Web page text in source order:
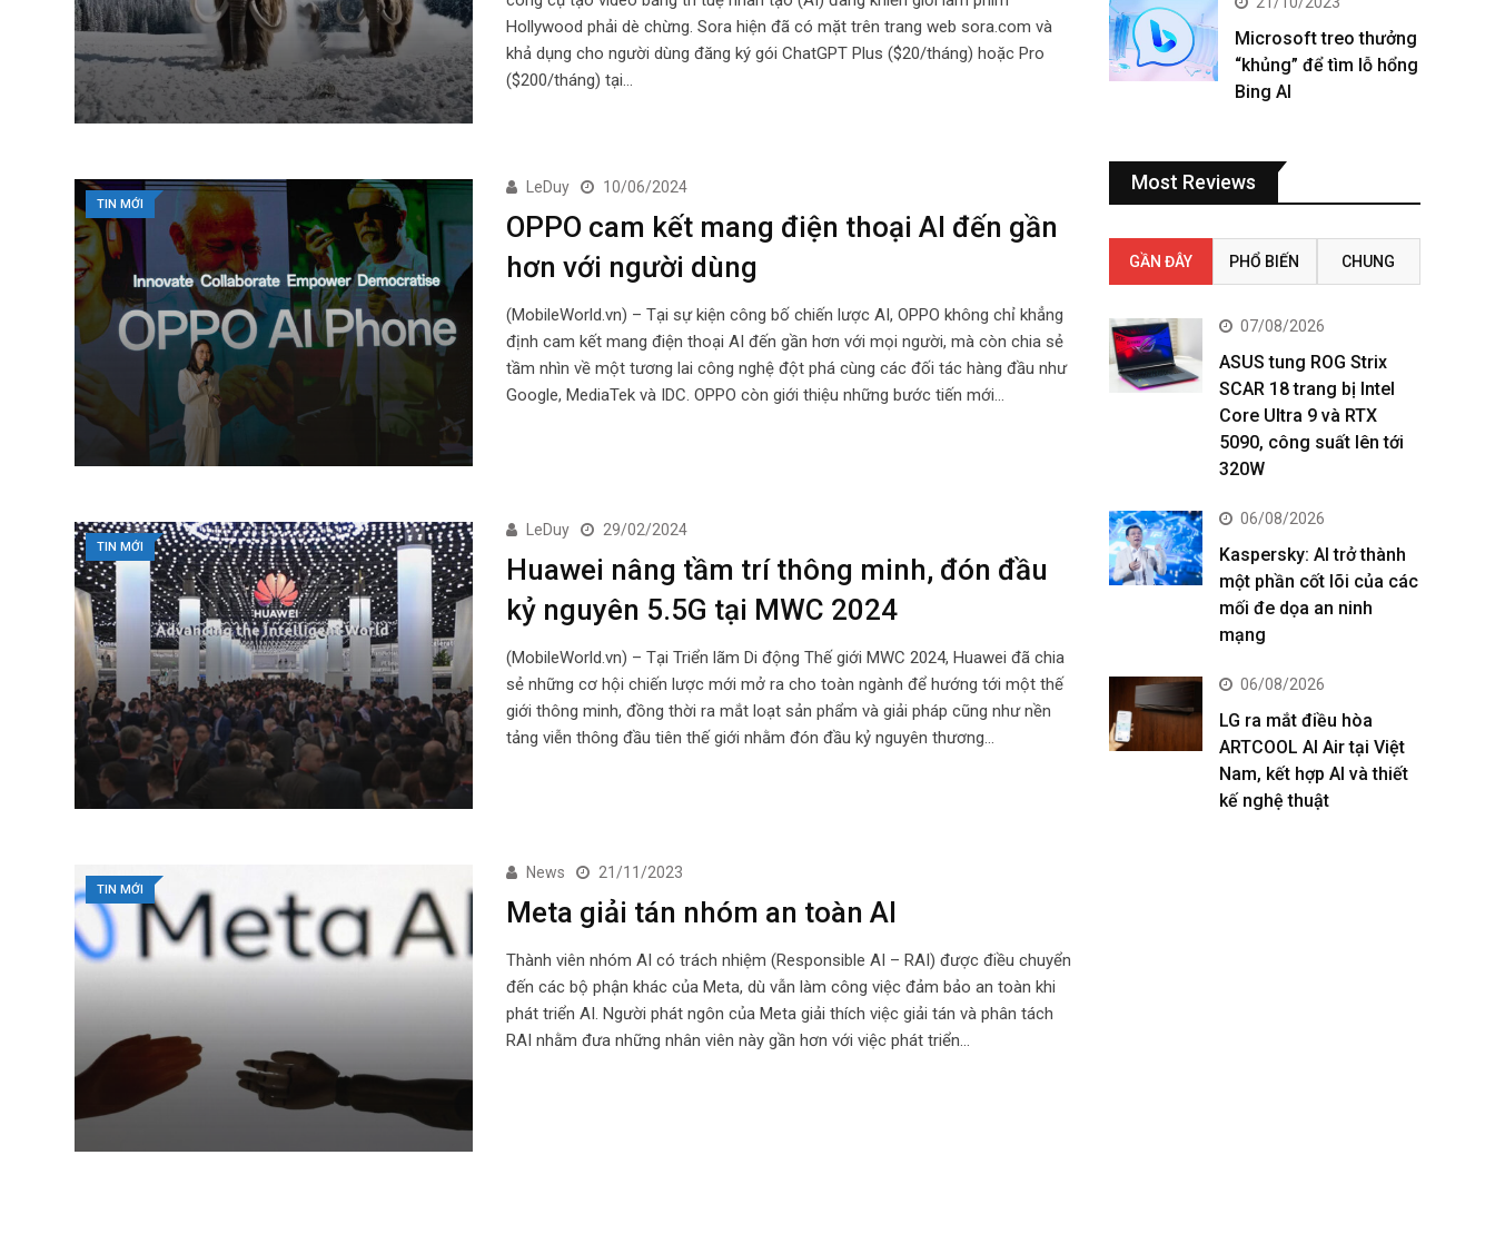
Hollywood phải dè chừng. Sora hiện đã có mặt trên trang web sora.com và
khả dụng cho người dùng đăng ký gói ChatGPT Plus ($20/tháng) hoặc Pro
($200/tháng) tại…
TIN MỚI
LeDuy 10/06/2024
OPPO cam kết mang điện thoại AI đến gần
hơn với người dùng
(MobileWorld.vn) – Tại sự kiện công bố chiến lược AI, OPPO không chỉ khẳng
định cam kết mang điện thoại AI đến gần hơn với mọi người, mà còn chia sẻ
tầm nhìn về một tương lai công nghệ đột phá cùng các đối tác hàng đầu như
Google, MediaTek và IDC. OPPO còn giới thiệu những bước tiến mới…
TIN MỚI
LeDuy 29/02/2024
Huawei nâng tầm trí thông minh, đón đầu
kỷ nguyên 5.5G tại MWC 2024
(MobileWorld.vn) – Tại Triển lãm Di động Thế giới MWC 2024, Huawei đã chia
sẻ những cơ hội chiến lược mới mở ra cho toàn ngành để hướng tới một thế
giới thông minh, đồng thời ra mắt loạt sản phẩm và giải pháp cũng như nền
tảng viễn thông đầu tiên thế giới nhằm đón đầu kỷ nguyên thương…
TIN MỚI
News 21/11/2023
Meta giải tán nhóm an toàn AI
Thành viên nhóm AI có trách nhiệm (Responsible AI – RAI) được điều chuyển
đến các bộ phận khác của Meta, dù vẫn làm công việc đảm bảo an toàn khi
phát triển AI. Người phát ngôn của Meta giải thích việc giải tán và phân tách
RAI nhằm đưa những nhân viên này gần hơn với việc phát triển…
Microsoft treo thưởng
“khủng” để tìm lỗ hổng
Bing AI
Most Reviews
GẦN ĐÂY PHỔ BIẾN CHUNG
07/08/2026
ASUS tung ROG Strix
SCAR 18 trang bị Intel
Core Ultra 9 và RTX
5090, công suất lên tới
320W
06/08/2026
Kaspersky: AI trở thành
một phần cốt lõi của các
mối đe dọa an ninh
mạng
06/08/2026
LG ra mắt điều hòa
ARTCOOL AI Air tại Việt
Nam, kết hợp AI và thiết
kế nghệ thuật